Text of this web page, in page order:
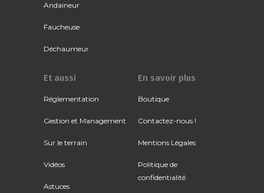
Andaineur
Faucheuse
Déchaumeur
Et aussi
Réglementation
Gestion et Management
Sur le terrain
Vidéos
Astuces
En savoir plus
Boutique
Contactez-nous !
Mentions Légales
Politique de
confidentialité